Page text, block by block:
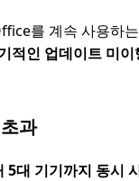
를 계속 사용하
적인 업데이트 미이
과
5대 기기까지 동시